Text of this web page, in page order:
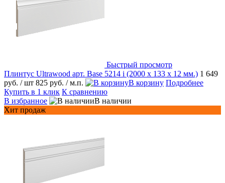
Быстрый просмотр
Плинтус Ultrawood арт. Base 5214 i (2000 x 133 x 12 мм.) 1 649
руб. / шт 825 руб. / м.п. В корзину Подробнее
Купить в 1 клик К сравнению
В избранное
В наличии
Хит продаж